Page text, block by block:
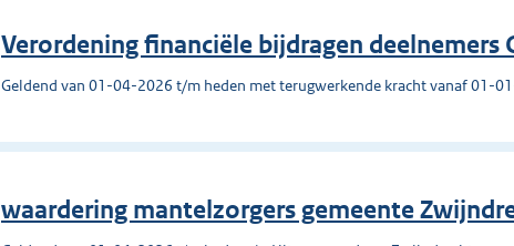
Verordening financiële bijdragen deelnemers
Geldend van 01-04-2026 t/m heden met terugwerkende kracht vanaf 01-
waardering mantelzorgers gemeente